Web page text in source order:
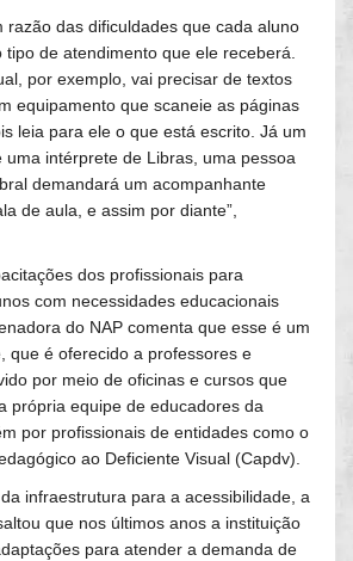
razão das dificuldades que cada aluno
tipo de atendimento que ele receberá.
por exemplo, vai precisar de textos
equipamento que scaneie as páginas
leia para ele o que está escrito. Já um
uma intérprete de Libras, uma pessoa
demandará um acompanhante
de aula, e assim por diante”,
dos profissionais para
com necessidades educacionais
do NAP comenta que esse é um
que é oferecido a professores e
por meio de oficinas e cursos que
própria equipe de educadores da
por profissionais de entidades como o
ao Deficiente Visual (Capdv).
infraestrutura para a acessibilidade, a
que nos últimos anos a instituição
para atender a demanda de